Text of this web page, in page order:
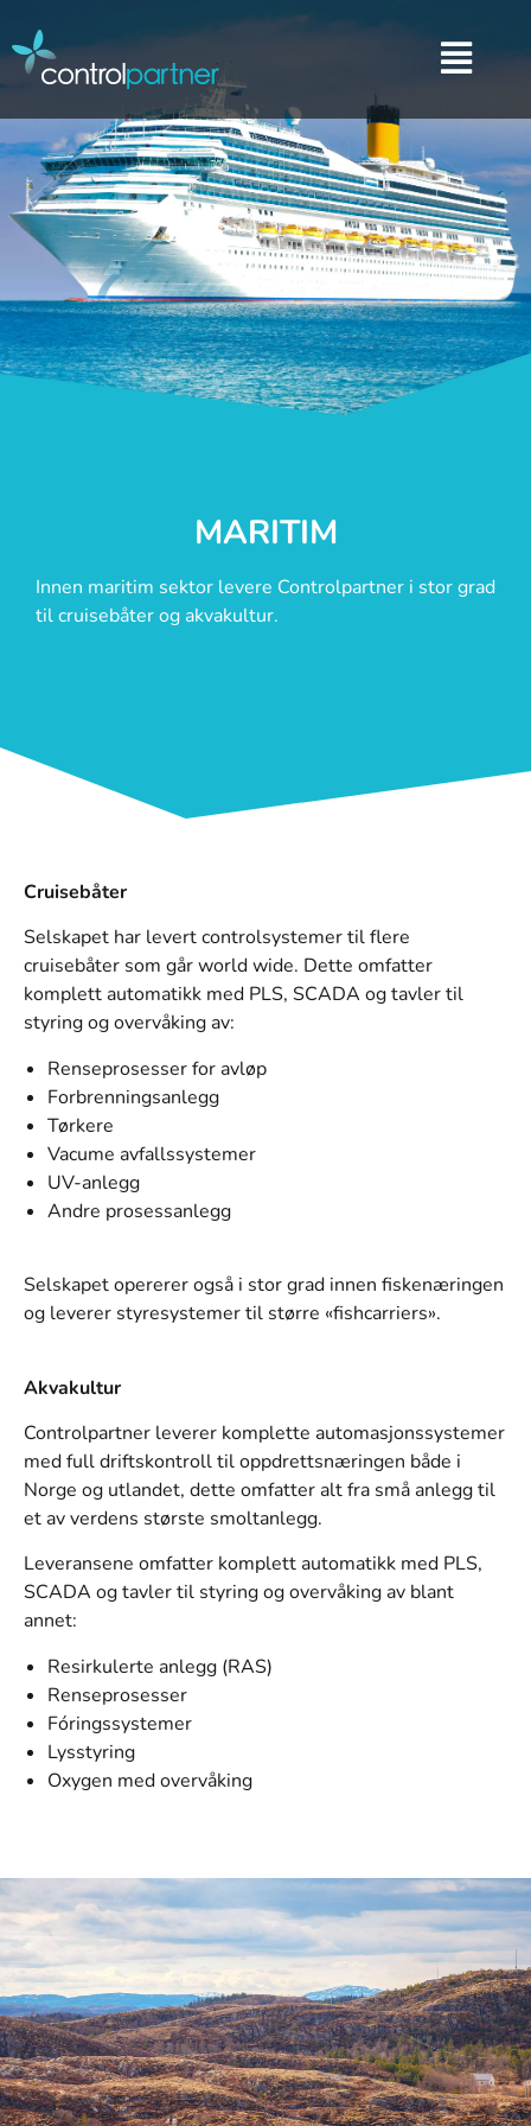
MARITIM
Innen maritim sektor levere Controlpartner i stor grad
til cruisebåter og akvakultur.
Cruisebåter
Selskapet har levert controlsystemer til flere
cruisebåter som går world wide. Dette omfatter
komplett automatikk med PLS, SCADA og tavler til
styring og overvåking av:
Renseprosesser for avløp
Forbrenningsanlegg
Tørkere
Vacume avfallssystemer
UV-anlegg
Andre prosessanlegg
Selskapet opererer også i stor grad innen fiskenæringen
og leverer styresystemer til større «fishcarriers».
Akvakultur
Controlpartner leverer komplette automasjonssystemer
med full driftskontroll til oppdrettsnæringen både i
Norge og utlandet, dette omfatter alt fra små anlegg til
et av verdens største smoltanlegg.
Leveransene omfatter komplett automatikk med PLS,
SCADA og tavler til styring og overvåking av blant
annet:
Resirkulerte anlegg (RAS)
Renseprosesser
Fóringssystemer
Lysstyring
Oxygen med overvåking